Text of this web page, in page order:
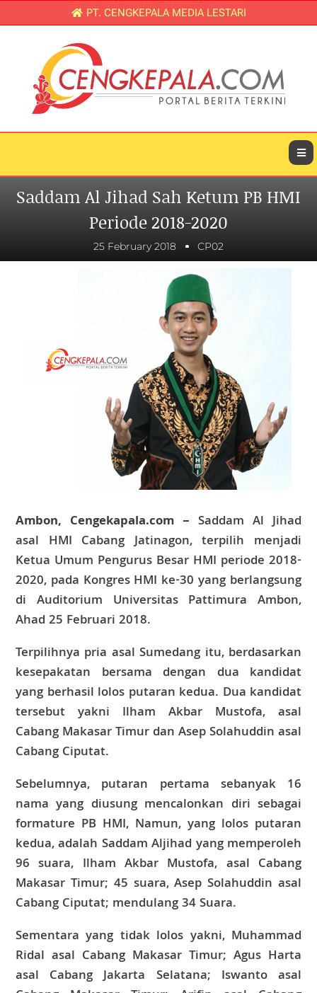
PT. CENGKEPALA MEDIA LESTARI
Saddam Al Jihad Sah Ketum PB HMI
Periode 2018-2020
25 February 2018 CP02
Ambon, Cengekapala.com – Saddam Al Jihad
asal HMI Cabang Jatinagon, terpilih menjadi
Ketua Umum Pengurus Besar HMI periode 2018-
2020, pada Kongres HMI ke-30 yang berlangsung
di Auditorium Universitas Pattimura Ambon,
Ahad 25 Februari 2018.
Terpilihnya pria asal Sumedang itu, berdasarkan
kesepakatan bersama dengan dua kandidat
yang berhasil lolos putaran kedua. Dua kandidat
tersebut yakni Ilham Akbar Mustofa, asal
Cabang Makasar Timur dan Asep Solahuddin asal
Cabang Ciputat.
Sebelumnya, putaran pertama sebanyak 16
nama yang diusung mencalonkan diri sebagai
formature PB HMI, Namun, yang lolos putaran
kedua, adalah Saddam Aljihad yang memperoleh
96 suara, Ilham Akbar Mustofa, asal Cabang
Makasar Timur; 45 suara, Asep Solahuddin asal
Cabang Ciputat; mendulang 34 Suara.
Sementara yang tidak lolos yakni, Muhammad
Ridal asal Cabang Makasar Timur; Agus Harta
asal Cabang Jakarta Selatana; Iswanto asal